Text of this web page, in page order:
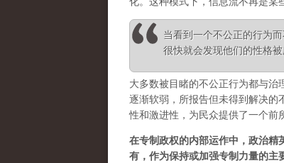
当看到一个不公正的行为
很快就会发现他们的性格
大多数被目睹的不公正行为都与治
逐渐软弱，所报告但未得到解决的
性和激进性，为民众提供了一个前
在专制政权的内部运作中，政治精
有，作为保持或加强专制力量的主